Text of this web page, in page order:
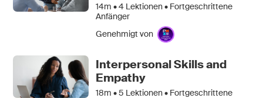
14m •4 Lektionen • Fortgeschrittene
Anfänger
Genehmigt von
Interpersonal Skills and
Empathy
18m •5 Lektionen • Fortgeschrittene